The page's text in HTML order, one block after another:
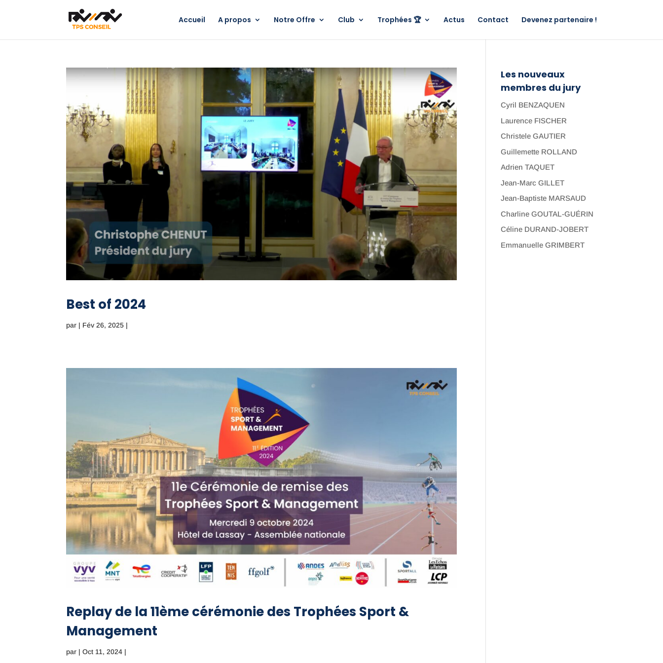
Accueil A propos Notre Offre Club Trophées 🏆 Actus Contact Devenez partenaire !
Best of 2024
par | Fév 26, 2025 |
Replay de la 11ème cérémonie des Trophées Sport &
Management
par |Oct 11, 2024 |
Les nouveaux
membres du jury
Cyril BENZAQUEN
Laurence FISCHER
Christele GAUTIER
Guillemette ROLLAND
Adrien TAQUET
Jean-Marc GILLET
Jean-Baptiste MARSAUD
Charline GOUTAL-GUÉRIN
Céline DURAND-JOBERT
Emmanuelle GRIMBERT